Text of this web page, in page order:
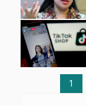
1